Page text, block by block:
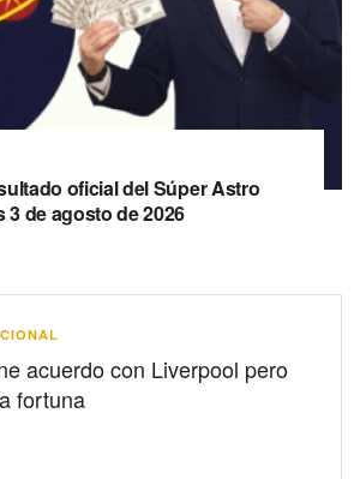
oficial del Súper Astro
3 de agosto de 2026
acuerdo con Liverpool pero
fortuna